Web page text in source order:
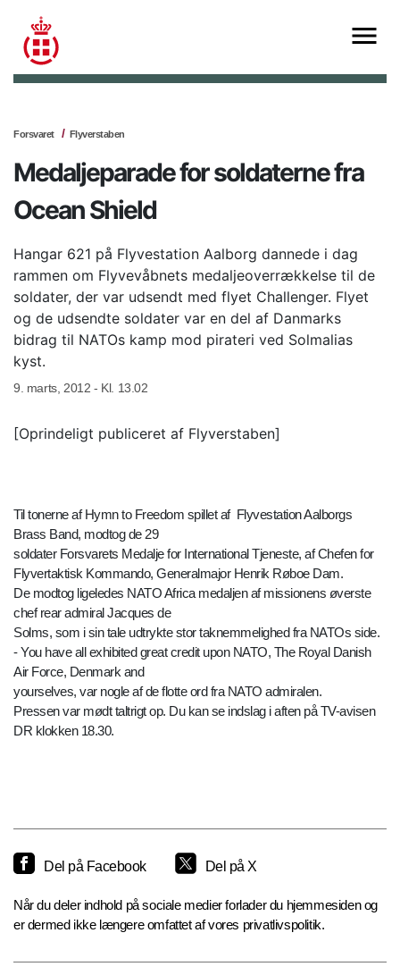
Forsvaret Flyverstaben
Medaljeparade for soldaterne fra
Ocean Shield
Hangar 621 på Flyvestation Aalborg dannede i dag
rammen om Flyvevåbnets medaljeoverrækkelse til de
soldater, der var udsendt med flyet Challenger. Flyet
og de udsendte soldater var en del af Danmarks
bidrag til NATOs kamp mod pirateri ved Solmalias
kyst.
9. marts, 2012 - Kl. 13.02
[Oprindeligt publiceret af Flyverstaben]
Til tonerne af Hymn to Freedom spillet af Flyvestation Aalborgs
Brass Band, modtog de 29
soldater Forsvarets Medalje for International Tjeneste, af Chefen for
Flyvertaktisk Kommando, Generalmajor Henrik Røboe Dam.
De modtog ligeledes NATO Africa medaljen af missionens øverste
chef rear admiral Jacques de
Solms, som i sin tale udtrykte stor taknemmelighed fra NATOs side.
- You have all exhibited great credit upon NATO, The Royal Danish
Air Force, Denmark and
yourselves, var nogle af de flotte ord fra NATO admiralen.
Pressen var mødt taltrigt op. Du kan se indslag i aften på TV-avisen
DR klokken 18.30.
Del på Facebook Del på X
Når du deler indhold på sociale medier forlader du hjemmesiden og
er dermed ikke længere omfattet af vores privatlivspolitik.